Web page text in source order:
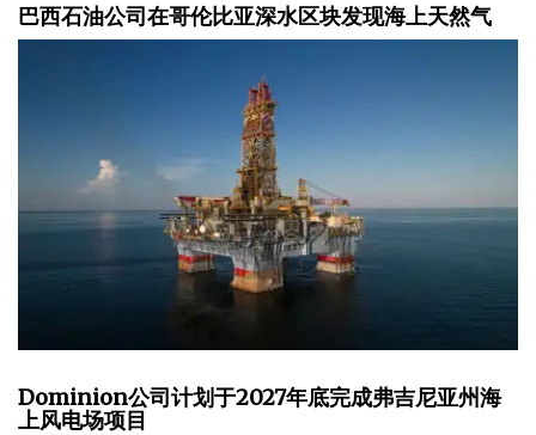
巴西石油公司在哥伦比亚深水区块发现海上天然气
Dominion公司计划于2027年底完成弗吉尼亚州海
上风电场项目